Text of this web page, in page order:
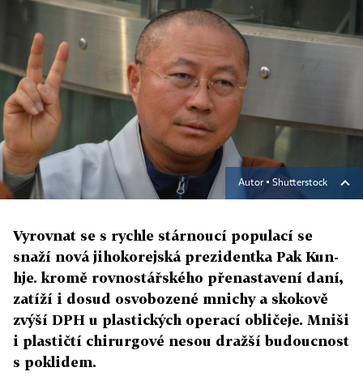
Autor ▪ Shutterstock
Vyrovnat se s rychle stárnoucí populací se
snaží nová jihokorejská prezidentka Pak Kun-
hje. kromě rovnostářského přenastavení daní,
zatíží i dosud osvobozené mnichy a skokově
zvýší DPH u plastických operací obličeje. Mniši
i plastičtí chirurgové nesou dražší budoucnost
s poklidem.